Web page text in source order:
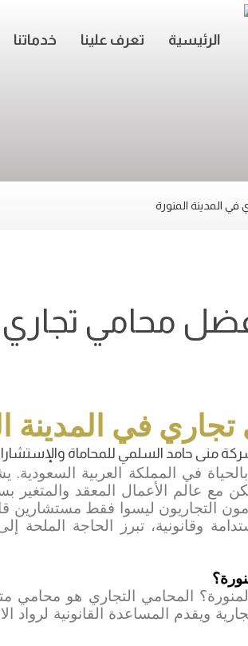
الرئيسية تعرف علينا خدماتنا
المدينة المنورة
محامي تجاري
في المدينة
في المملكة العربية السعودية.
عالم الأعمال المعقد والمتغير
التجاريون ليسوا فقط مستشارين
وقانونية، تبرز الحاجة الملحة إلى
المحامي التجاري هو محامي
ويقدم المساعدة القانونية لرواد